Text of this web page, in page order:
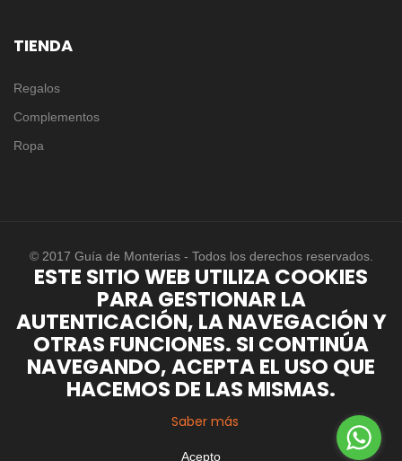
TIENDA
Regalos
Complementos
Ropa
© 2017 Guía de Monterias - Todos los derechos reservados.
ESTE SITIO WEB UTILIZA COOKIES
PARA GESTIONAR LA
AUTENTICACIÓN, LA NAVEGACIÓN Y
OTRAS FUNCIONES. SI CONTINÚA
NAVEGANDO, ACEPTA EL USO QUE
HACEMOS DE LAS MISMAS.
Saber más
Acepto